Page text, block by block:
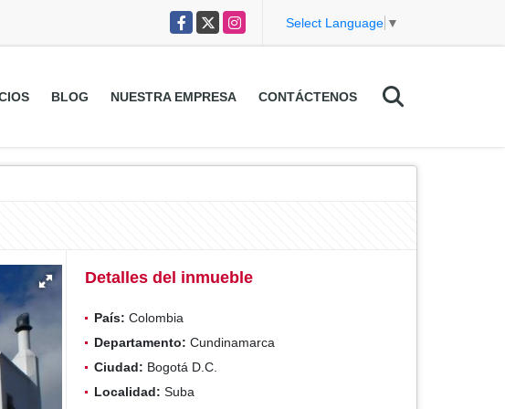
Facebook
X Instagram Select Language ▼
BLOG NUESTRA EMPRESA CONTÁCTENOS
Detalles del inmueble
País: Colombia
Departamento: Cundinamarca
Ciudad: Bogotá D.C.
Localidad: Suba